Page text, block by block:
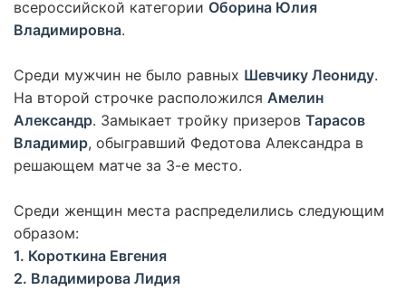
всероссийской категории Оборина Юлия
Владимировна.
Среди мужчин не было равных Шевчику Леониду.
На второй строчке расположился Амелин
Александр. Замыкает тройку призеров Тарасов
Владимир, обыгравший Федотова Александра в
решающем матче за 3-е место.
Среди женщин места распределились следующим
образом:
1. Короткина Евгения
2. Владимирова Лидия